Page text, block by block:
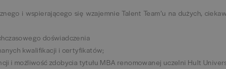
i wspierającego się wzajemnie Talent Team’u na dużych,
doświadczenia
kwalifikacji i certyfikatów;
i możliwość zdobycia tytułu MBA renomowanej uczelni Hult